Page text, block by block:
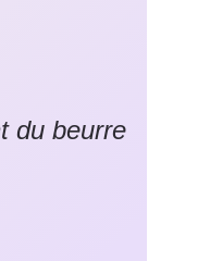
du beurre